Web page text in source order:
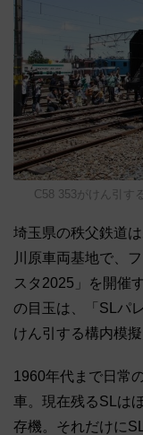
C58 353がけん引す
埼玉県の秩父鉄道
川原車両基地で、
スタ2025」を開催
の目玉は、「SLパ
けん引する構内模擬
1960年代まで日常
車。現在残るSLは
存機。それだけに